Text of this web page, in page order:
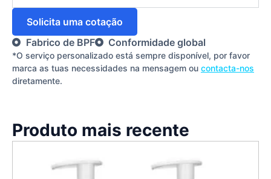
Solicita uma cotação
Fabrico de BPF
Conformidade global
*O serviço personalizado está sempre disponível, por favor
marca as tuas necessidades na mensagem ou contacta-nos
diretamente.
Produto mais recente